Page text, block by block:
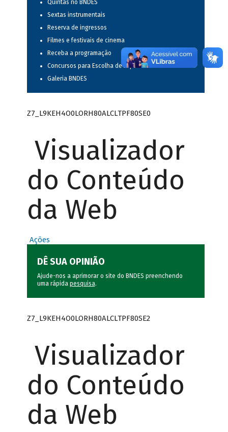
Quintas no BNDES
Sextas instrumentais
Reserva de ingressos
Filmes e festivais de cinema
Receba a programação
Concursos para Escolha de Espetáculos Musicais
Galeria BNDES
Z7_L9KEH4O0LORH80ALCLTPF80SE0
Visualizador
do Conteúdo
da Web
Ações
DÊ SUA OPINIÃO
Ajude-nos a aprimorar o site do BNDES preenchendo
uma rápida pesquisa.
Z7_L9KEH4O0LORH80ALCLTPF80SE2
Visualizador
do Conteúdo
da Web